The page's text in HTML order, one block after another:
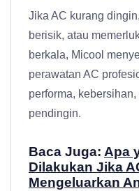
Jika AC kurang
berisik, atau
berkala, Micool
perawatan AC
performa,
pendingin.
Baca Juga: Apa
Dilakukan Jika
Mengeluarkan